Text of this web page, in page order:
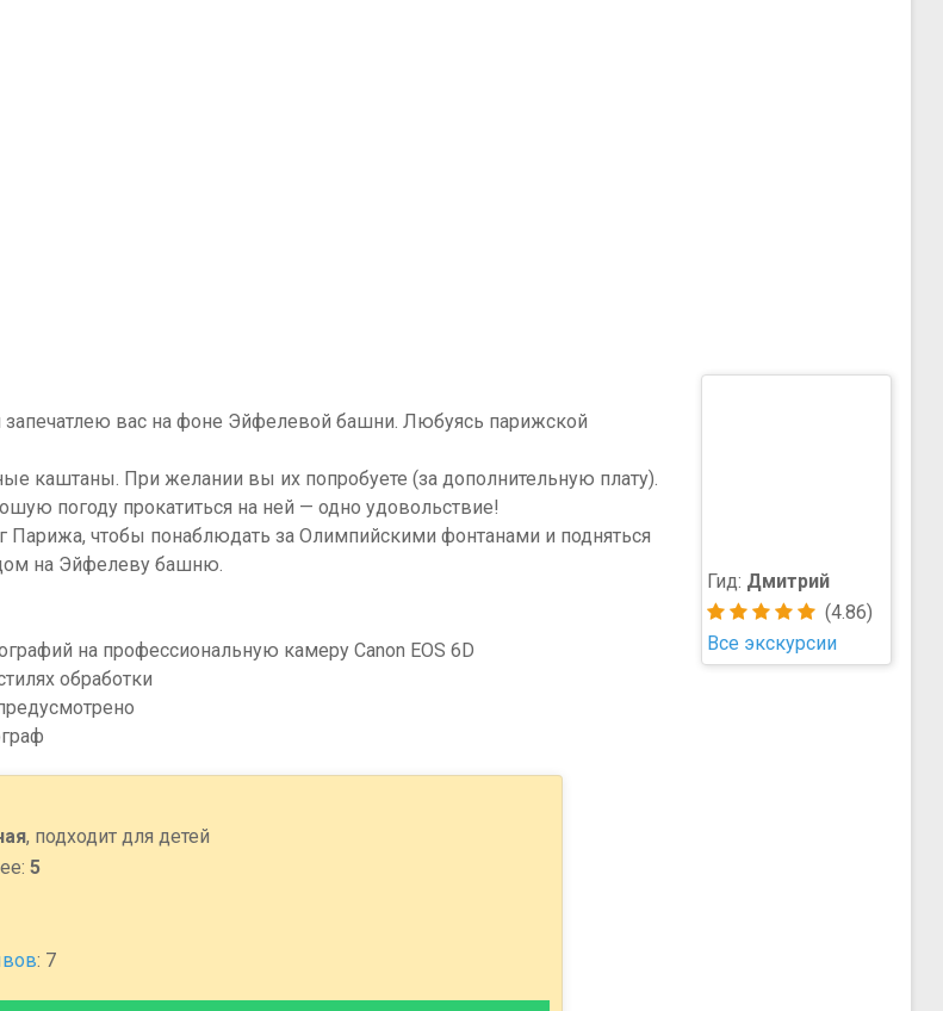
Гид: Дмитрий
(4.86)
Все экскурсии
запечатлею вас на фоне Эйфелевой башни. Любуясь парижской
каштаны. При желании вы их попробуете (за дополнительную плату).
погоду прокатиться на ней — одно удовольствие!
чтобы понаблюдать за Олимпийскими фонтанами и подняться
на Эйфелеву башню.
на профессиональную камеру Canon EOS 6D
обработки
, подходит для детей
5
: 7